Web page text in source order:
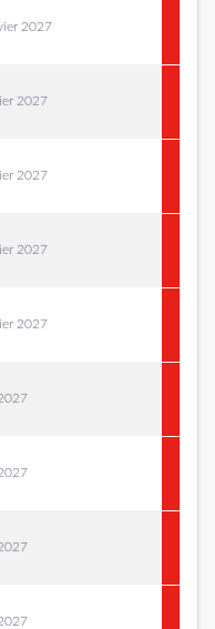
2027
2027
2027
2027
2027